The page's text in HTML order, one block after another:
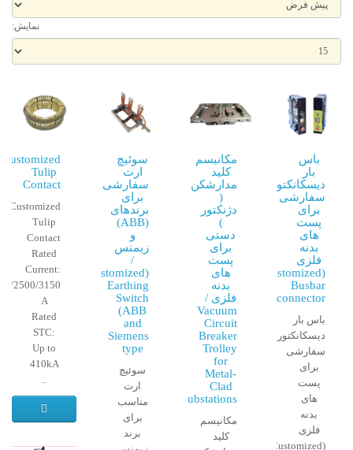
نمایش:
باس
بار
دیسکانکتور
سفارشی
برای
پست
های
بدنه
فلزی
(Customized
Busbar
Disconnector)
باس بار
دیسکانکتور
سفارشی
برای
پست
های
بدنه
فلزی
(Customized
مکانیسم
کلید
مدارشکن
(
دژنکتور
)
دستی
برای
پست
های
بدنه
فلزی /
Vacuum
Circuit
Breaker
Trolley
for
Metal-
Clad
Substations
مکانیسم
کلید
سوئیچ
ارت
سفارشی
برای
برندهای
(ABB)
و
زیمنس
/
(Customized
Earthing
Switch
(ABB
and
Siemens
type
سوئیچ
ارت
مناسب
برای
برند
Customized
Tulip
Contact
Customized
Tulip
Contact
Rated
Current:
2500/3150
A
Rated
STC:
Up to
410kA
..